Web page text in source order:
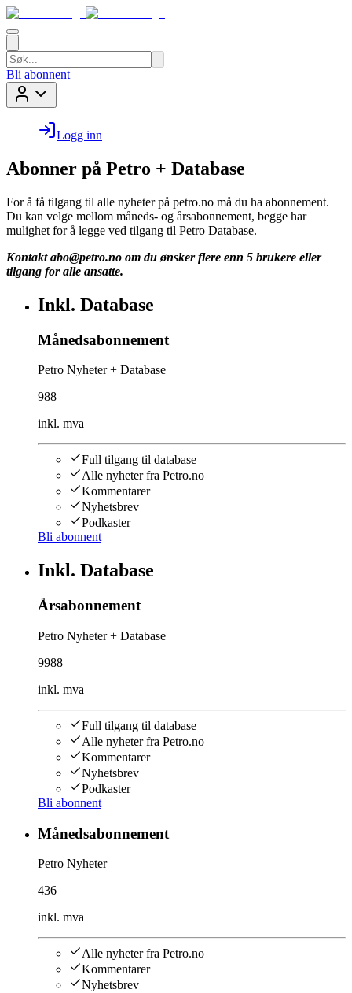
Bli abonnent
Logg inn
Abonner på Petro + Database
For å få tilgang til alle nyheter på petro.no må du ha abonnement.
Du kan velge mellom måneds- og årsabonnement, begge har
mulighet for å legge ved tilgang til Petro Database.
Kontakt abo@petro.no om du ønsker flere enn 5 brukere eller
tilgang for alle ansatte.
Inkl. Database
Månedsabonnement
Petro Nyheter + Database
988
inkl. mva
Full tilgang til database
Alle nyheter fra Petro.no
Kommentarer
Nyhetsbrev
Podkaster
Bli abonnent
Inkl. Database
Årsabonnement
Petro Nyheter + Database
9988
inkl. mva
Full tilgang til database
Alle nyheter fra Petro.no
Kommentarer
Nyhetsbrev
Podkaster
Bli abonnent
Månedsabonnement
Petro Nyheter
436
inkl. mva
Alle nyheter fra Petro.no
Kommentarer
Nyhetsbrev